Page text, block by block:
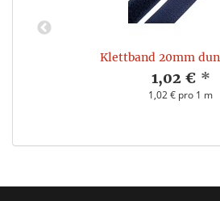
Klettband 20mm
1,02 € *
1,02 € pro 1 m